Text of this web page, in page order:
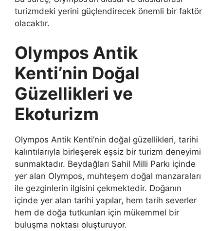
turizmdeki yerini güçlendirecek önemli bir faktör
olacaktır.
Olympos Antik
Kenti’nin Doğal
Güzellikleri ve
Ekoturizm
Olympos Antik Kenti’nin doğal güzellikleri, tarihi
kalıntılarıyla birleşerek eşsiz bir turizm deneyimi
sunmaktadır. Beydağları Sahil Milli Parkı içinde
yer alan Olympos, muhteşem doğal manzaraları
ile gezginlerin ilgisini çekmektedir. Doğanın
içinde yer alan tarihi yapılar, hem tarih severler
hem de doğa tutkunları için mükemmel bir
buluşma noktası oluşturuyor.